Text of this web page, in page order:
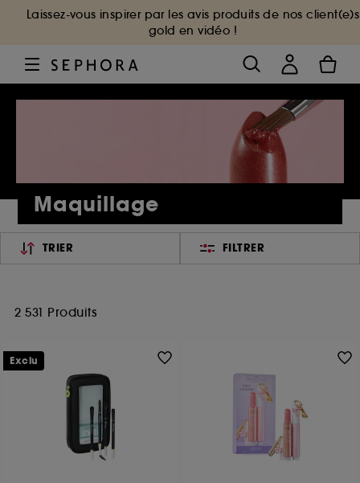
Laissez-vous inspirer par les avis produits de nos client(e)s
gold en vidéo !
Maquillage
TRIER FILTRER
2 531 Produits
Exclu